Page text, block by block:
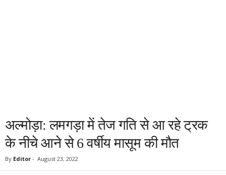
अल्मोड़ा: लमगड़ा में तेज गति से आ रहे ट्रक
के नीचे आने से 6 वर्षीय मासूम की मौत
By Editor - August 23, 2022